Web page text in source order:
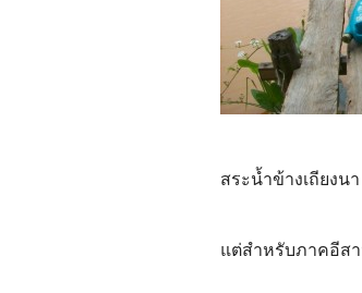
สระน้ำข้างเถียงน
แต่สำหรับภาคอีสา